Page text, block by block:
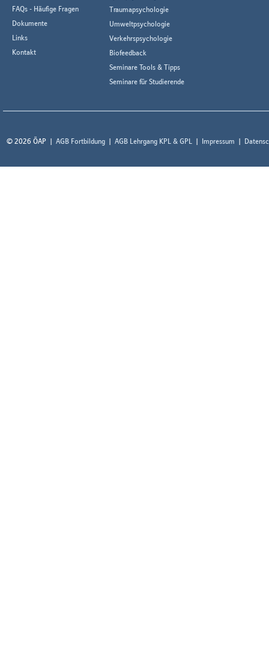
FAQs - Häufige Fragen
Dokumente
Links
Kontakt
Traumapsychologie
Umweltpsychologie
Verkehrspsychologie
Biofeedback
Seminare Tools & Tipps
Seminare für Studierende
© 2026 ÖAP AGB Fortbildung AGB Lehrgang KPL & GPL Impressum